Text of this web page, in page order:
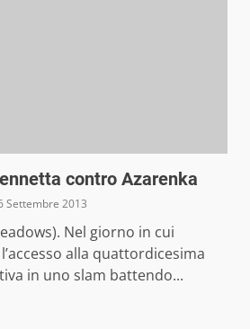
contro Azarenka
Settembre 2013
Nel giorno in cui
alla quattordicesima
in uno slam battendo...